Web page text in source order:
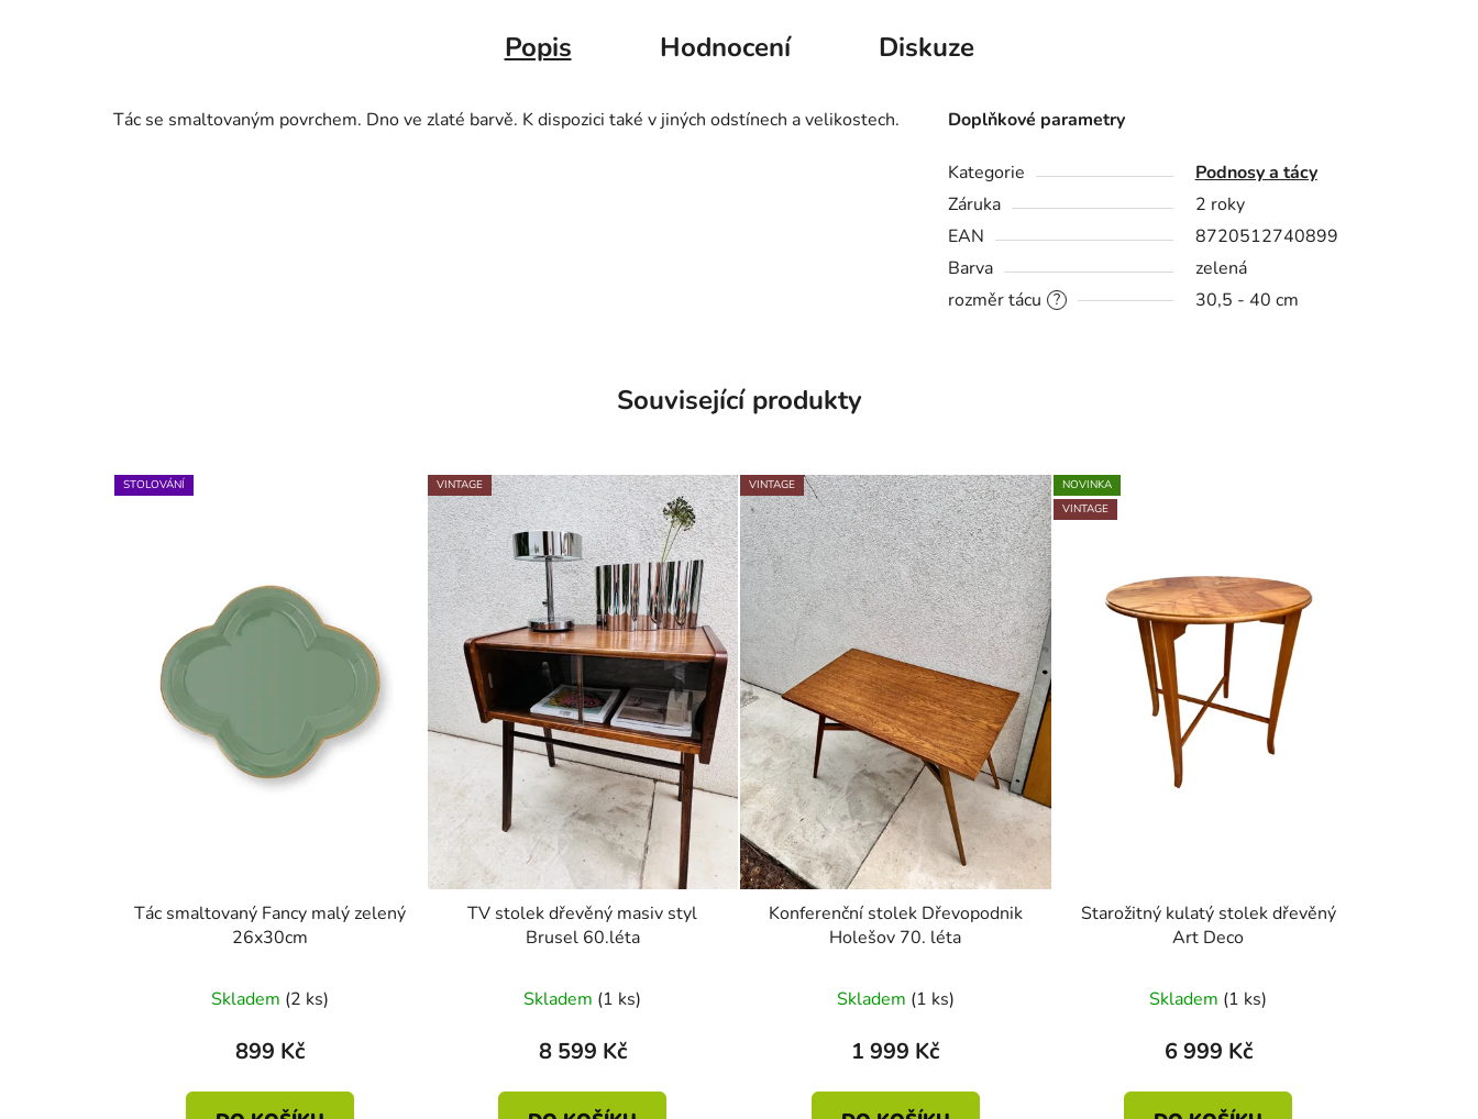
Popis Hodnocení Diskuze
Tác se smaltovaným povrchem. Dno ve zlaté barvě. K dispozici také v jiných odstínech a velikostech. Doplňkové parametry
Kategorie
Podnosy a tácy
Záruka
2 roky
EAN
8720512740899
Barva
zelená
?
rozměr tácu 30,5 - 40 cm
Související produkty
STOLOVÁNÍ
Tác smaltovaný Fancy malý zelený
26x30cm
Skladem (2 ks)
899 Kč
VINTAGE
TV stolek dřevěný masiv styl
Brusel 60.léta
Skladem (1 ks)
8 599 Kč
VINTAGE
Konferenční stolek Dřevopodnik
Holešov 70. léta
Skladem (1 ks)
1 999 Kč
NOVINKA
VINTAGE
Starožitný kulatý stolek dřevěný
Art Deco
Skladem (1 ks)
6 999 Kč